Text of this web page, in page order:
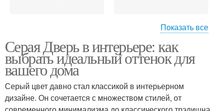
Двери с помощью
комнатах
Цвета для двери
Дверь с дверными
ручками
Показать все
Серая Дверь в интерьере: как
выбрать идеальный оттенок для
вашего дома
Серый цвет давно стал классикой в интерьерном
дизайне. Он сочетается с множеством стилей, от